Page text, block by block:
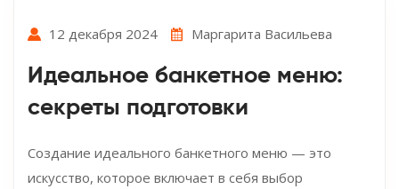
12 декабря 2024 Маргарита Васильева
Идеальное банкетное меню:
секреты подготовки
Создание идеального банкетного меню — это
искусство, которое включает в себя выбор